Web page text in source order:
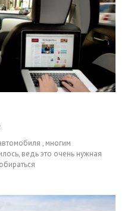
, многим
ведь это очень нужная